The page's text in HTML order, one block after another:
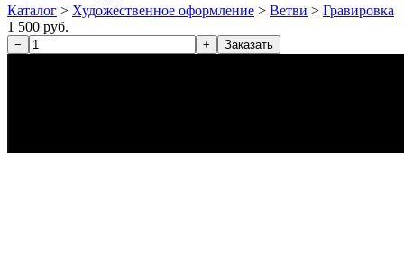
Каталог > Художественное оформление > Ветви > Гравировка
1 500 руб.